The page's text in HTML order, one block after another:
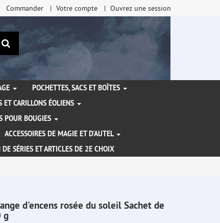
Commander Votre compte Ouvrez une session
Rechercher
POCHETTES, SACS ET BOÎTES
ET CARILLONS ÉOLIENS
POUR BOUGIES
ACCESSOIRES DE MAGIE ET D'AUTEL
DE SÉRIES ET ARTICLES DE 2E CHOIX
d'encens rosée du soleil Sachet de
g